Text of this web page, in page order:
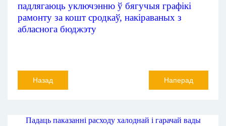
падлягаюць уключэнню ў бягучыя графікі
рамонту за кошт сродкаў, накіраваных з
абласнога бюджэту
Назад Наперад
Падаць паказанні расходу халоднай і гарачай вады